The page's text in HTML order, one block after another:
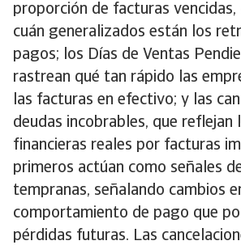
proporción de facturas vencidas,
cuán generalizados están los
pagos; los Días de Ventas
rastrean qué tan rápido las
las facturas en efectivo; y las
deudas incobrables, que reflejan
financieras reales por facturas
primeros actúan como señales
tempranas, señalando cambios
comportamiento de pago que
pérdidas futuras. Las